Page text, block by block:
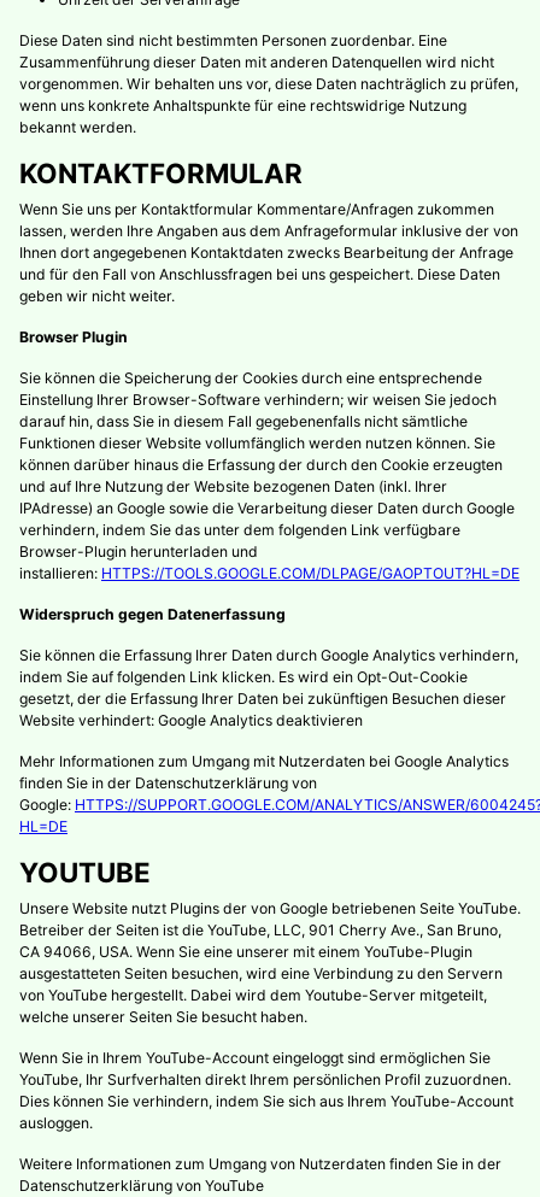
Diese Daten sind nicht bestimmten Personen zuordenbar. Eine
Zusammenführung dieser Daten mit anderen Datenquellen wird nicht
vorgenommen. Wir behalten uns vor, diese Daten nachträglich zu prüfen,
wenn uns konkrete Anhaltspunkte für eine rechtswidrige Nutzung
bekannt werden.
KONTAKTFORMULAR
Wenn Sie uns per Kontaktformular Kommentare/Anfragen zukommen
lassen, werden Ihre Angaben aus dem Anfrageformular inklusive der von
Ihnen dort angegebenen Kontaktdaten zwecks Bearbeitung der Anfrage
und für den Fall von Anschlussfragen bei uns gespeichert. Diese Daten
geben wir nicht weiter.
Browser Plugin
Sie können die Speicherung der Cookies durch eine entsprechende
Einstellung Ihrer Browser-Software verhindern; wir weisen Sie jedoch
darauf hin, dass Sie in diesem Fall gegebenenfalls nicht sämtliche
Funktionen dieser Website vollumfänglich werden nutzen können. Sie
können darüber hinaus die Erfassung der durch den Cookie erzeugten
und auf Ihre Nutzung der Website bezogenen Daten (inkl. Ihrer
IPAdresse) an Google sowie die Verarbeitung dieser Daten durch Google
verhindern, indem Sie das unter dem folgenden Link verfügbare
Browser-Plugin herunterladen und
installieren: HTTPS://TOOLS.GOOGLE.COM/DLPAGE/GAOPTOUT?HL=DE
Widerspruch gegen Datenerfassung
Sie können die Erfassung Ihrer Daten durch Google Analytics verhindern,
indem Sie auf folgenden Link klicken. Es wird ein Opt-Out-Cookie
gesetzt, der die Erfassung Ihrer Daten bei zukünftigen Besuchen dieser
Website verhindert: Google Analytics deaktivieren
Mehr Informationen zum Umgang mit Nutzerdaten bei Google Analytics
finden Sie in der Datenschutzerklärung von
Google: HTTPS://SUPPORT.GOOGLE.COM/ANALYTICS/ANSWER/
HL=DE
YOUTUBE
Unsere Website nutzt Plugins der von Google betriebenen Seite YouTube.
Betreiber der Seiten ist die YouTube, LLC, 901 Cherry Ave., San Bruno,
CA 94066, USA. Wenn Sie eine unserer mit einem YouTube-Plugin
ausgestatteten Seiten besuchen, wird eine Verbindung zu den Servern
von YouTube hergestellt. Dabei wird dem Youtube-Server mitgeteilt,
welche unserer Seiten Sie besucht haben.
Wenn Sie in Ihrem YouTube-Account eingeloggt sind ermöglichen Sie
YouTube, Ihr Surfverhalten direkt Ihrem persönlichen Profil zuzuordnen.
Dies können Sie verhindern, indem Sie sich aus Ihrem YouTube-Account
ausloggen.
Weitere Informationen zum Umgang von Nutzerdaten finden Sie in der
Datenschutzerklärung von YouTube